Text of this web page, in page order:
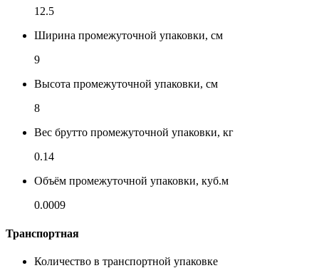
12.5
Ширина промежуточной упаковки, см
9
Высота промежуточной упаковки, см
8
Вес брутто промежуточной упаковки, кг
0.14
Объём промежуточной упаковки, куб.м
0.0009
Транспортная
Количество в транспортной упаковке